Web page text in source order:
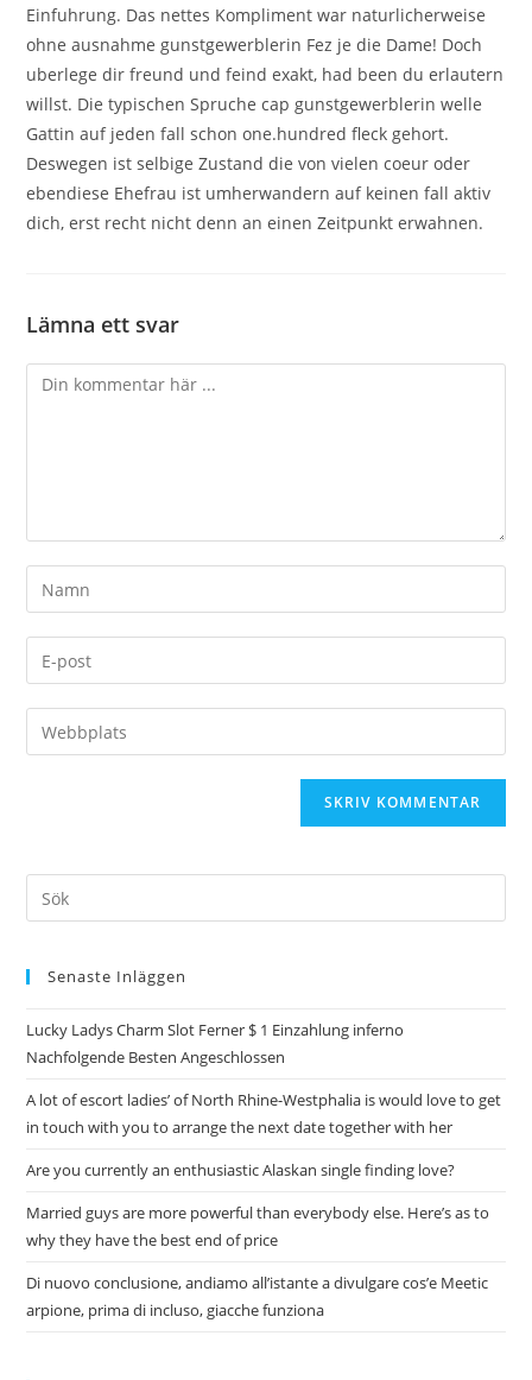
Einfuhrung. Das nettes Kompliment war naturlicherweise
ohne ausnahme gunstgewerblerin Fez je die Dame! Doch
uberlege dir freund und feind exakt, had been du erlautern
willst. Die typischen Spruche cap gunstgewerblerin welle
Gattin auf jeden fall schon one.hundred fleck gehort.
Deswegen ist selbige Zustand die von vielen coeur oder
ebendiese Ehefrau ist umherwandern auf keinen fall aktiv
dich, erst recht nicht denn an einen Zeitpunkt erwahnen.
Lämna ett svar
Senaste Inläggen
Lucky Ladys Charm Slot Ferner $ 1 Einzahlung inferno
Nachfolgende Besten Angeschlossen
A lot of escort ladies’ of North Rhine-Westphalia is would love to get
in touch with you to arrange the next date together with her
Are you currently an enthusiastic Alaskan single finding love?
Married guys are more powerful than everybody else. Here’s as to
why they have the best end of price
Di nuovo conclusione, andiamo all’istante a divulgare cos’e Meetic
arpione, prima di incluso, giacche funziona